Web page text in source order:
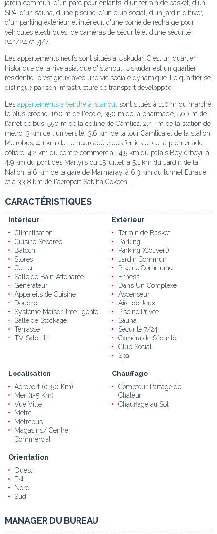
jardin commun, d'un parc pour enfants, d'un terrain de basket, d'un
SPA, d'un sauna, d'une piscine, d'un club social, d'un jardin d'hiver,
d'un parking extérieur et intérieur, d'une borne de recharge pour
véhicules électriques, de caméras de sécurité et d'une sécurité
24h/24 et 7j/7.
Les appartements neufs sont situés à Uskudar. C'est un quartier
historique de la rive asiatique d'Istanbul. Uskudar est un quartier
résidentiel prestigieux avec une vie sociale dynamique. Le quartier se
distingue par son infrastructure de transport développée.
Les appartements à vendre à Istanbul
sont situés à 110 m du marché
le plus proche, 160 m de l'école, 350 m de la pharmacie, 500 m de
l'arrêt de bus, 550 m de la colline de Camlica, 2,4 km de la station de
métro, 3 km de l'université, 3,6 km de la tour Camlica et de la station
Metrobus, 4,1 km de l'embarcadère des ferries et de la promenade
côtière, 4,2 km du centre commercial, 4,5 km du palais Beylerbeyi, à
4,9 km du pont des Martyrs du 15 juillet, à 5,1 km du Jardin de la
Nation, à 6 km de la gare de Marmaray, à 6,3 km du tunnel Eurasie
et à 33,8 km de l'aéroport Sabiha Gokcen.
CARACTÉRISTIQUES
Intérieur
Climatisation
Cuisine Séparée
Balcon
Stores
Cellier
Salle de Bain Attenante
Générateur
Appareils de Cuisine
Douche
Système Maison Intelligente
Salle de Stockage
Terrasse
TV Satellite
Extérieur
Terrain de Basket
Parking
Parking (Couvert)
Jardin Commun
Piscine Commune
Fitness
Dans Un Complexe
Ascenseur
Aire de Jeux
Piscine Privée
Sauna
Sécurité 7/24
Caméra de Sécurité
Club Social
Spa
Localisation
Aéroport (0-50 Km)
Mer (1-5 Km)
Vue Ville
Métro
Métrobus
Magasins/ Centre
Commercial
Chauffage
Compteur Partage de
Chaleur
Chauffage au Sol
Orientation
Ouest
Est
Nord
Sud
MANAGER DU BUREAU